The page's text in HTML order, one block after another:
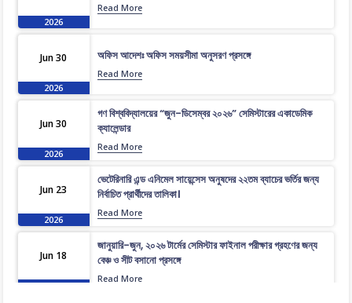
2026
Read More
Jun 30
2026
অফিস আদেশঃ অফিস সময়সীমা অনুসরণ প্রসঙ্গে
Read More
Jun 30
2026
গণ বিশ্ববিদ্যালয়ের “জুন-ডিসেম্বর ২০২৬” সেমিস্টারের একাডেমিক
ক্যালেন্ডার
Read More
Jun 23
2026
ভেটেরিনারি এন্ড এনিমেল সায়েন্সেস অনুষদের ২২তম ব্যাচের ভর্তির জন্য
নির্বাচিত প্রার্থীদের তালিকা।
Read More
Jun 18
2026
জানুয়ারি-জুন, ২০২৬ টার্মের সেমিস্টার ফাইনাল পরীক্ষার গ্রহণের জন্য
বেঞ্চ ও সীট বসানো প্রসঙ্গে
Read More